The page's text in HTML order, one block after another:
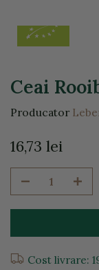
Ceai
Producator
16,73 lei
Cost livrare: